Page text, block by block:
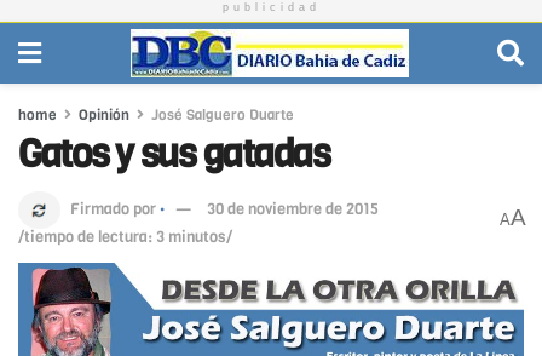
publicidad
home Opinión José Salguero Duarte
Gatos y sus gatadas
Firmado por ·
30 de noviembre de 2015
/tiempo de lectura: 3 minutos/
AA